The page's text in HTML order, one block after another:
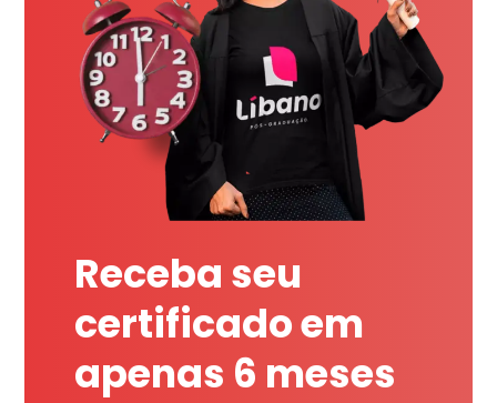
Receba seu
certificado em
apenas 6 meses